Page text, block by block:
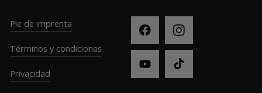
Pie de imprenta
Términos y condiciones
Privacidad